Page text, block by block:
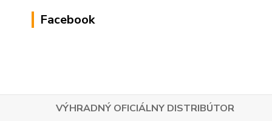
Facebook
VÝHRADNÝ OFICIÁLNY DISTRIBÚTOR